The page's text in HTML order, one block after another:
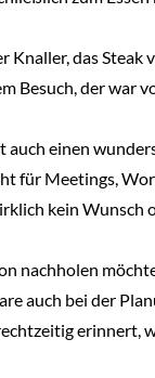
das
Besuch, der war
einen
für Meetings,
kein Wunsch
nachholen
auch bei der
erinnert,